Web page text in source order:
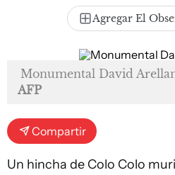
Agregar El
Monumental David
AFP
Compartir
Un hincha de Colo Colo